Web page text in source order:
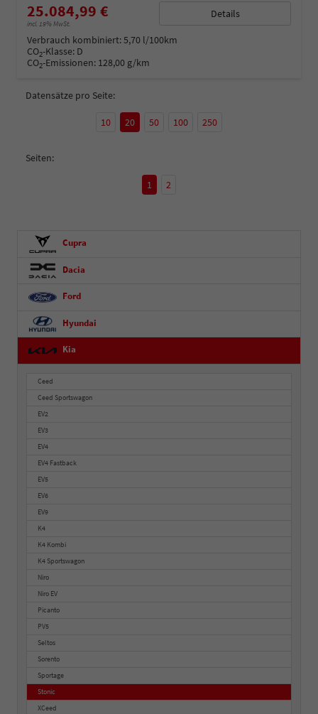
25.084,99 €
incl. 19% MwSt.
Details
Verbrauch kombiniert:5,70 l/100km
CO2-Klasse: D
CO2-Emissionen: 128,00 g/km
Datensätze pro Seite:
10 20 50 100 250
Seiten:
1 2
Cupra
Dacia
Ford
Hyundai
Kia
Ceed
Ceed Sportswagon
EV2
EV3
EV4
EV4 Fastback
EV5
EV6
EV9
K4
K4 Kombi
K4 Sportswagon
Niro
Niro EV
Picanto
PV5
Seltos
Sorento
Sportage
Stonic
XCeed